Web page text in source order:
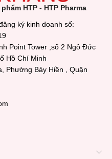
HTP - HTP Pharma
ký kinh doanh số:
Point Tower ,số 2 Ngô Đức
Hồ Chí Minh
Phường Bảy Hiền , Quận